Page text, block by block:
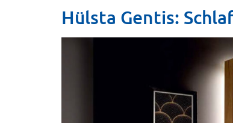
Hülsta Gentis: